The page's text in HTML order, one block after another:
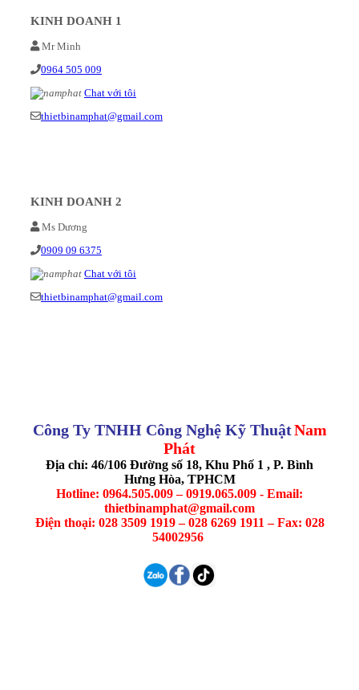
KINH DOANH 1
Mr Minh
0964 505 009
Chat với tôi
thietbinamphat@gmail.com
KINH DOANH 2
Ms Dương
0909 09 6375
Chat với tôi
thietbinamphat@gmail.com
Công Ty TNHH Công Nghệ Kỹ ThuậtNam
Phát
Địa chỉ: 46/106 Đường số 18, Khu Phố 1 , P. Bình
Hưng Hòa, TPHCM
Hotline: 0964.505.009 – 0919.065.009 - Email:
thietbinamphat@gmail.com
Điện thoại: 028 3509 1919 – 028 6269 1911 – Fax: 028
54002956